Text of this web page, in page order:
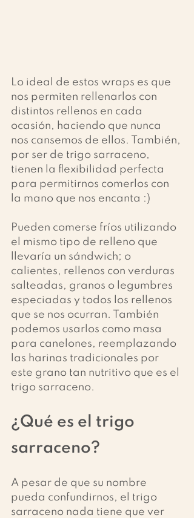
Lo ideal de estos wraps es que
nos permiten rellenarlos con
distintos rellenos en cada
ocasión, haciendo que nunca
nos cansemos de ellos. También,
por ser de trigo sarraceno,
tienen la flexibilidad perfecta
para permitirnos comerlos con
la mano que nos encanta :)
Pueden comerse fríos utilizando
el mismo tipo de relleno que
llevaría un sándwich; o
calientes, rellenos con verduras
salteadas, granos o legumbres
especiadas y todos los rellenos
que se nos ocurran. También
podemos usarlos como masa
para canelones, reemplazando
las harinas tradicionales por
este grano tan nutritivo que es el
trigo sarraceno.
¿Qué es el trigo
sarraceno?
A pesar de que su nombre
pueda confundirnos, el trigo
sarraceno nada tiene que ver